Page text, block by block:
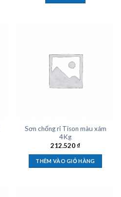
Sơn chống rỉ Tison màu xám
4Kg
212.520₫
THÊM VÀO GIỎ HÀNG